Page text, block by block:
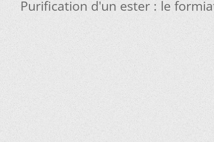
Purification d'un ester : le